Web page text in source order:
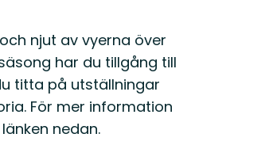
njut av vyerna över
har du tillgång till
titta på utställningar
För mer information
nedan.